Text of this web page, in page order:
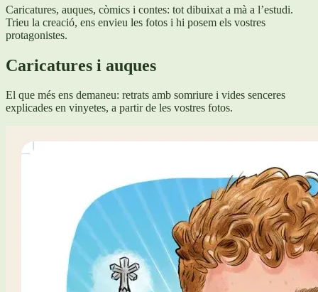
Caricatures, auques, còmics i contes: tot dibuixat a mà a l’estudi.
Trieu la creació, ens envieu les fotos i hi posem els vostres
protagonistes.
Caricatures i auques
El que més ens demaneu: retrats amb somriure i vides senceres
explicades en vinyetes, a partir de les vostres fotos.